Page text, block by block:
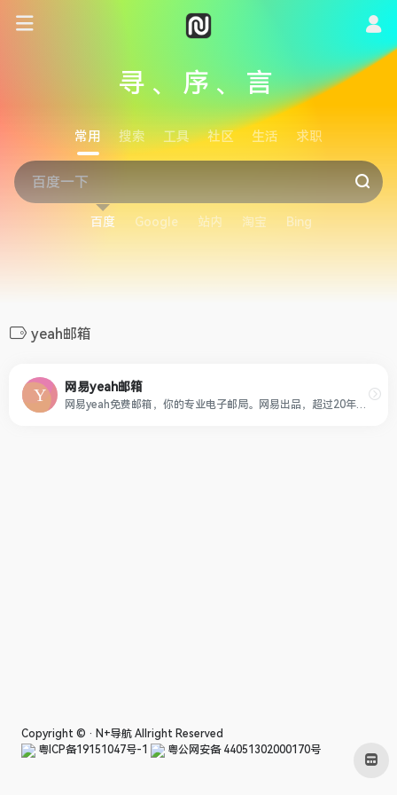
寻、序、言
常用 搜索 工具 社区 生活 求职
百度 Google 站内 淘宝 Bing
yeah邮箱
网易yeah邮箱
Copyright © · N+导航 Allright Reserved
粤ICP备19151047号-1
粤公网安备 44051302000170号